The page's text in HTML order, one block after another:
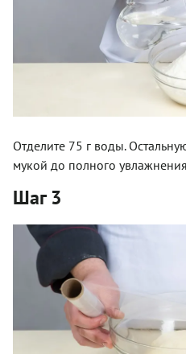
Отделите 75 г воды.
мукой до полного
Шаг 3